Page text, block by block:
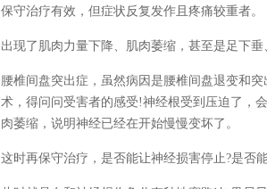
保守治疗有效，但症状反复发作且疼痛较重者。
出现了肌肉力量下降、肌肉萎缩，甚至是足下垂
腰椎间盘突出症，虽然病因是腰椎间盘退变和
术，得问问受害者的感受!神经根受到压迫了，
肉萎缩，说明神经已经在开始慢慢变坏了。
这时再保守治疗，是否能让神经损害停止?是否